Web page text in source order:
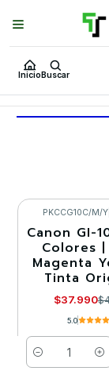
Inicio Buscar
Puedes Elegir:
Inicio Ofertas WG
-10%
PKCCG10C/M/Y
Canon GI-
Colores |
Magenta
Tinta
$37.990
5.0
Cantidad